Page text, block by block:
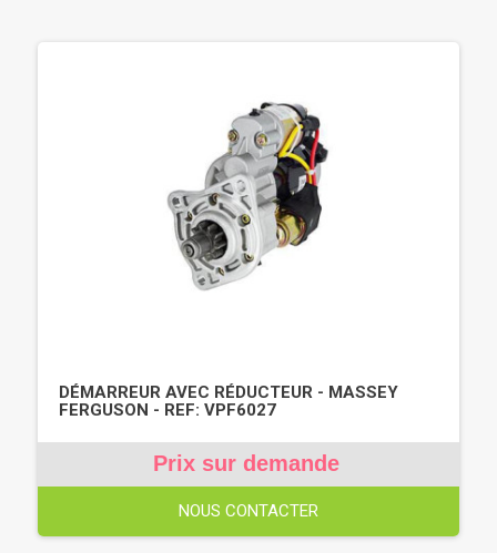
DÉMARREUR AVEC RÉDUCTEUR - MASSEY
FERGUSON - REF: VPF6027
Prix sur demande
NOUS CONTACTER